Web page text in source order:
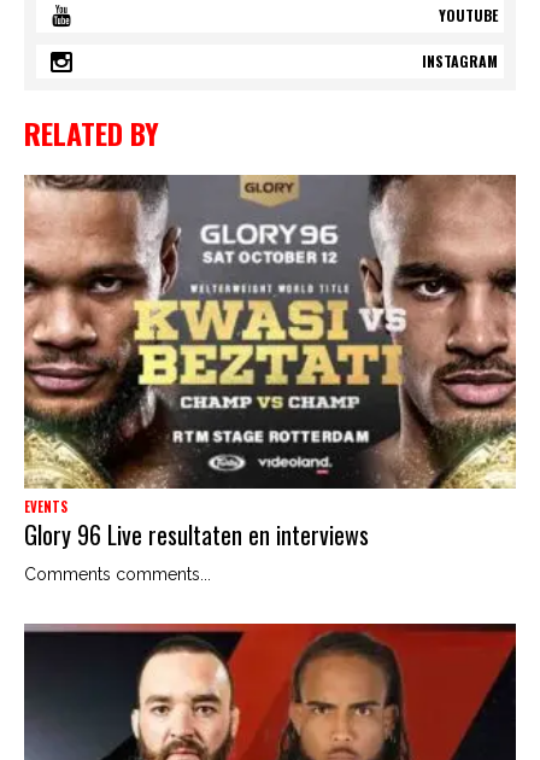
YOUTUBE
INSTAGRAM
RELATED BY
EVENTS
Glory 96 Live resultaten en interviews
Comments comments...